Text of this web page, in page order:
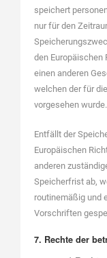
speichert
nur für den
den Europäischen
einen anderen
welchen der für
vorgesehen wurde.
Entfällt der
Europäischen
anderen
Speicherfrist ab,
routinemäßig und
Vorschriften
7. Rechte der